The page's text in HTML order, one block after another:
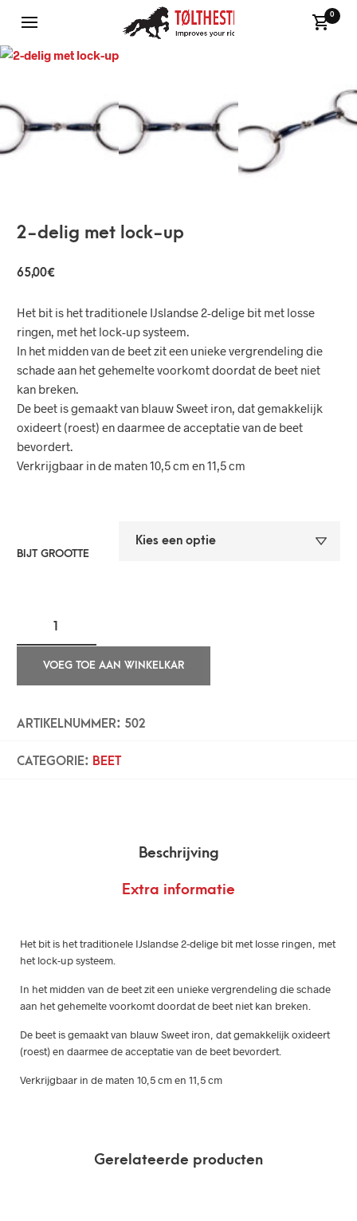
0
2-delig met lock-up
65,00€
Het bit is het traditionele IJslandse 2-delige bit met losse
ringen, met het lock-up systeem.
In het midden van de beet zit een unieke vergrendeling die
schade aan het gehemelte voorkomt doordat de beet niet
kan breken.
De beet is gemaakt van blauw Sweet iron, dat gemakkelijk
oxideert (roest) en daarmee de acceptatie van de beet
bevordert.
Verkrijgbaar in de maten 10,5 cm en 11,5 cm
BIJT GROOTTE
VOEG TOE AAN WINKELKAR
ARTIKELNUMMER: 502
CATEGORIE: BEET
Beschrijving
Extra informatie
Het bit is het traditionele IJslandse 2-delige bit met losse ringen, met
het lock-up systeem.
In het midden van de beet zit een unieke vergrendeling die schade
aan het gehemelte voorkomt doordat de beet niet kan breken.
De beet is gemaakt van blauw Sweet iron, dat gemakkelijk oxideert
(roest) en daarmee de acceptatie van de beet bevordert.
Verkrijgbaar in de maten 10,5 cm en 11,5 cm
Gerelateerde producten